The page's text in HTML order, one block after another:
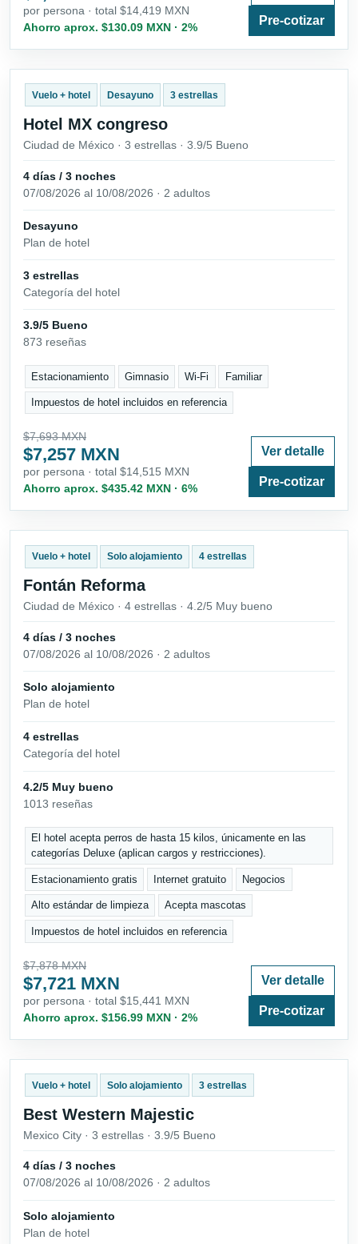
por persona · total $14,419 MXN
Ahorro aprox. $130.09 MXN · 2%
Pre-cotizar
Vuelo + hotel Desayuno 3 estrellas
Hotel MX congreso
Ciudad de México · 3 estrellas · 3.9/5 Bueno
4 días / 3 noches
07/08/2026 al 10/08/2026 · 2 adultos
Desayuno
Plan de hotel
3 estrellas
Categoría del hotel
3.9/5 Bueno
873 reseñas
Estacionamiento Gimnasio Wi-Fi Familiar
Impuestos de hotel incluidos en referencia
$7,693 MXN
$7,257 MXN
por persona · total $14,515 MXN
Ahorro aprox. $435.42 MXN · 6%
Ver detalle
Pre-cotizar
Vuelo + hotel Solo alojamiento 4 estrellas
Fontán Reforma
Ciudad de México · 4 estrellas · 4.2/5 Muy bueno
4 días / 3 noches
07/08/2026 al 10/08/2026 · 2 adultos
Solo alojamiento
Plan de hotel
4 estrellas
Categoría del hotel
4.2/5 Muy bueno
1013 reseñas
El hotel acepta perros de hasta 15 kilos, únicamente en las
categorías Deluxe (aplican cargos y restricciones).
Estacionamiento gratis Internet gratuito Negocios
Alto estándar de limpieza Acepta mascotas
Impuestos de hotel incluidos en referencia
$7,878 MXN
$7,721 MXN
por persona · total $15,441 MXN
Ahorro aprox. $156.99 MXN · 2%
Ver detalle
Pre-cotizar
Vuelo + hotel Solo alojamiento 3 estrellas
Best Western Majestic
Mexico City · 3 estrellas · 3.9/5 Bueno
4 días / 3 noches
07/08/2026 al 10/08/2026 · 2 adultos
Solo alojamiento
Plan de hotel